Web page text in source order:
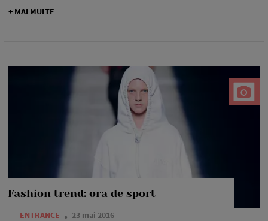
+ MAI MULTE
Fashion trend: ora de sport
— ENTRANCE 23 mai 2016